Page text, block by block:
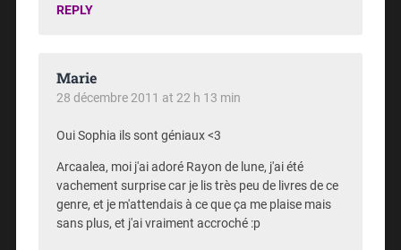
REPLY
Marie
28 décembre 2011 at 22 h 13 min
Oui Sophia ils sont géniaux <3
Arcaalea, moi j'ai adoré Rayon de lune, j'ai été
vachement surprise car je lis très peu de livres de ce
genre, et je m'attendais à ce que ça me plaise mais
sans plus, et j'ai vraiment accroché :p